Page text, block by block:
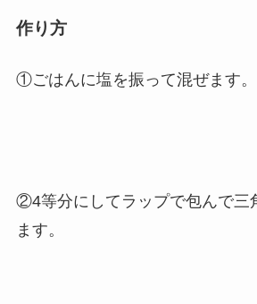
作り方
①ごはんに塩を振って混ぜます。
②4等分にしてラップで包んで三
ます。